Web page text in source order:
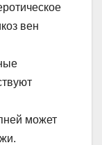
вен
может